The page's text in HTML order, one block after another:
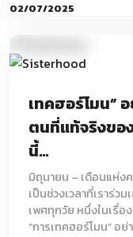
02/07/2025
เทคฮอร์โมน”
ตนที่แท้จริงขอ
นี้...
มิถุนายน – เดือนแห่ง
เป็นช่วงเวลาที่เราร่
เพศทุกวัย หนึ่งในเรื่อ
“การเทคฮอร์โมน” อย่